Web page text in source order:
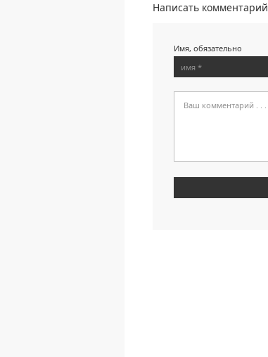
Написать комментарий
Имя, обязательно